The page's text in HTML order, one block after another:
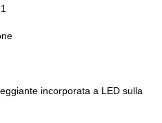
incorporata a LED sulla